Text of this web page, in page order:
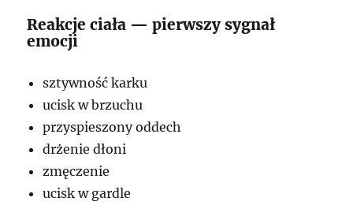
Reakcje ciała — pierwszy sygnał
emocji
sztywność karku
ucisk w brzuchu
przyspieszony oddech
drżenie dłoni
zmęczenie
ucisk w gardle